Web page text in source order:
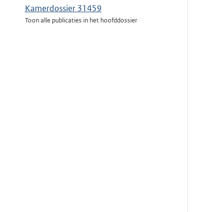
Kamerdossier 31459
Toon alle publicaties in het hoofddossier